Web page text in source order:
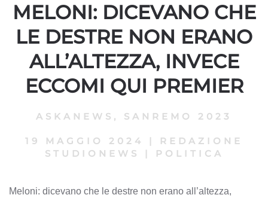
MELONI: DICEVANO CHE
LE DESTRE NON ERANO
ALL’ALTEZZA, INVECE
ECCOMI QUI PREMIER
ASKANEWS , SANREMO 2023
19 MAGGIO 2024
REDAZIONE
STUDIONEWS
POLITICA
Meloni: dicevano che le destre non erano all’altezza,